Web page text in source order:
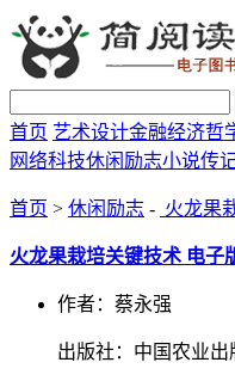
首页 艺术设计金融经济哲
网络科技休闲励志小说传
首页 > 休闲励志 - 火龙果
火龙果栽培关键技术 电子
作者：蔡永强
出版社：中国农业出